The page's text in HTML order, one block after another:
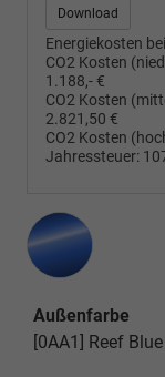
Download
Energiekosten
CO2 Kosten
1.188,- €
CO2 Kosten
2.821,50 €
CO2 Kosten
Jahressteuer:
Außenfarbe
[0AA1] Reef